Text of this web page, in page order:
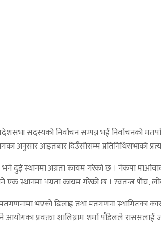
सदस्यको निर्वाचन सम्पन्न भई निर्वाचनको
अनुसार आइतबार दिउँसोसम्म प्रतिनिधिसभाको
स्थानमा अग्रता कायम गरेको छ । नेकपा माओवादी
स्थानमा अग्रता कायम गरेको छ । स्वतन्त्र पाँच,
मतगणनामा भएको ढिलाइ तथा मतगणना
प्रवक्ता शालिग्राम शर्मा पौडेलले राससलाई